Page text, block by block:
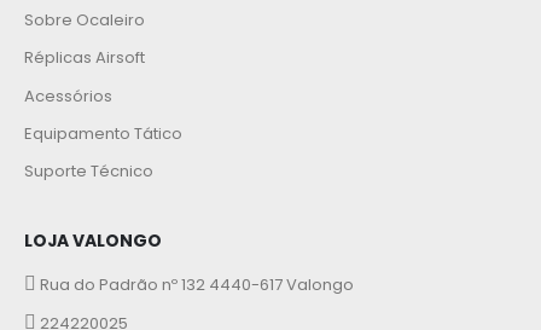
Sobre Ocaleiro
Réplicas Airsoft
Acessórios
Equipamento Tático
Suporte Técnico
LOJA VALONGO
Rua do Padrão nº 132 4440-617 Valongo
224220025